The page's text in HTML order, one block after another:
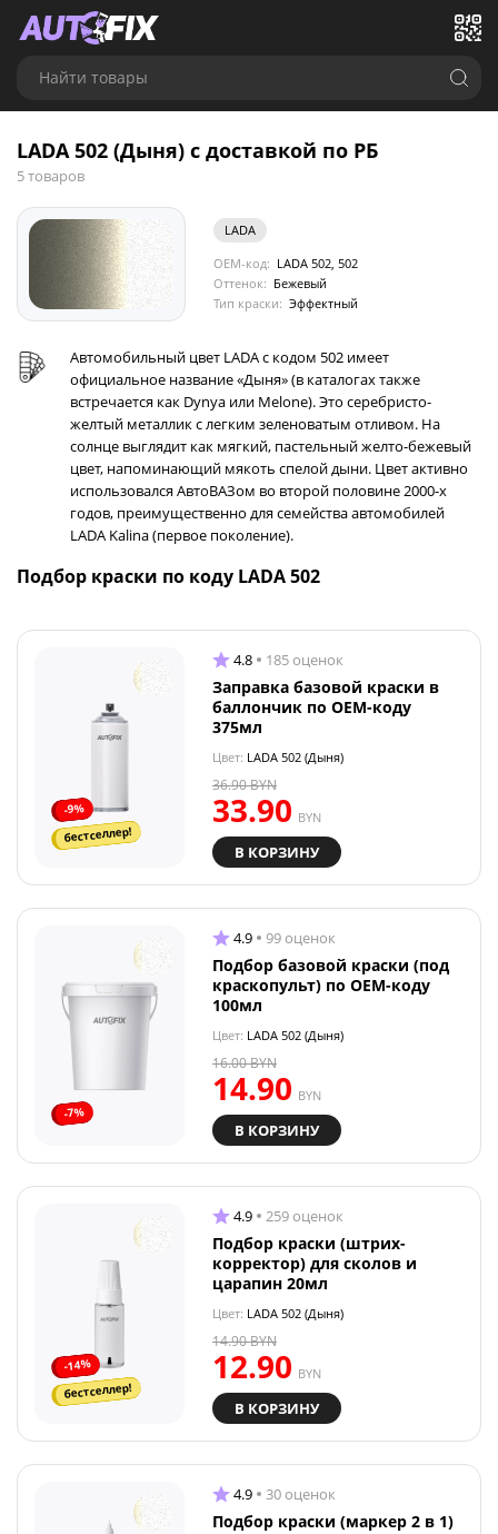
Найти товары
LADA 502 (Дыня) с доставкой по РБ
5 товаров
LADA
OEM-код: LADA 502, 502
Оттенок: Бежевый
Тип краски: Эффектный
Автомобильный цвет LADA с кодом 502 имеет
официальное название «Дыня» (в каталогах также
встречается как Dynya или Melone). Это серебристо-
желтый металлик с легким зеленоватым отливом. На
солнце выглядит как мягкий, пастельный желто-бежевый
цвет, напоминающий мякоть спелой дыни. Цвет активно
использовался АвтоВАЗом во второй половине 2000-х
годов, преимущественно для семейства автомобилей
LADA Kalina (первое поколение).
Подбор краски по коду LADA 502
-9%
бестселлер!
4.8 185 оценок
Заправка базовой краски в
баллончик по OEM-коду
375мл
Цвет: LADA 502 (Дыня)
33.90 BYN
36.90BYN
В КОРЗИНУ
-7%
4.9 99 оценок
Подбор базовой краски (под
краскопульт) по OEM-коду
100мл
Цвет: LADA 502 (Дыня)
14.90 BYN
16.00BYN
В КОРЗИНУ
-14%
бестселлер!
4.9 259 оценок
Подбор краски (штрих-
корректор) для сколов и
царапин 20мл
Цвет: LADA 502 (Дыня)
12.90 BYN
14.90BYN
В КОРЗИНУ
4.9 30 оценок
Подбор краски (маркер 2 в 1)